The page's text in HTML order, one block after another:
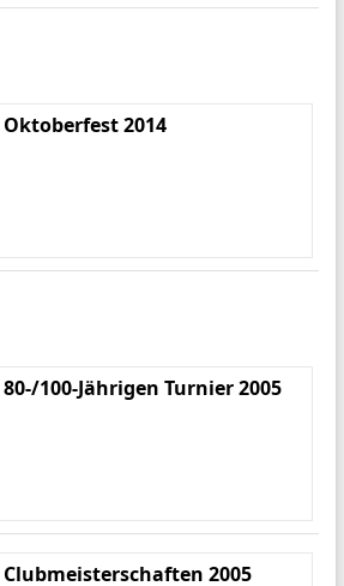
Oktoberfest 2014
80-/100-Jährigen Turnier 2005
Clubmeisterschaften 2005